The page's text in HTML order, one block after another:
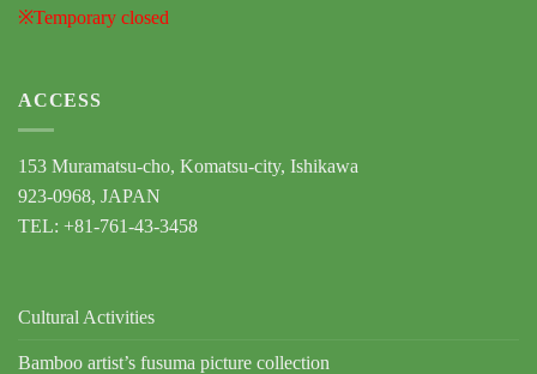
※Temporary closed
ACCESS
153 Muramatsu-cho, Komatsu-city, Ishikawa
923-0968, JAPAN
TEL: +81-761-43-3458
Cultural Activities
Bamboo artist’s fusuma picture collection